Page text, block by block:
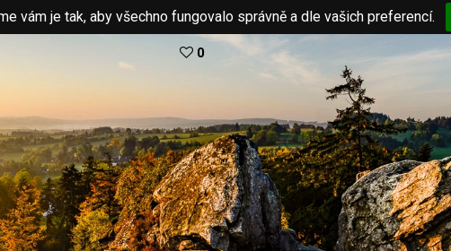
vám je tak, aby všechno fungovalo správně a dle vašich preferencí.
0